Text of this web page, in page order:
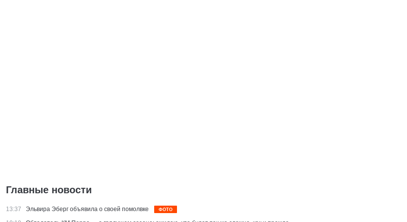
Главные новости
13:37 Эльвира Эберг объявила о своей помолвке ФОТО